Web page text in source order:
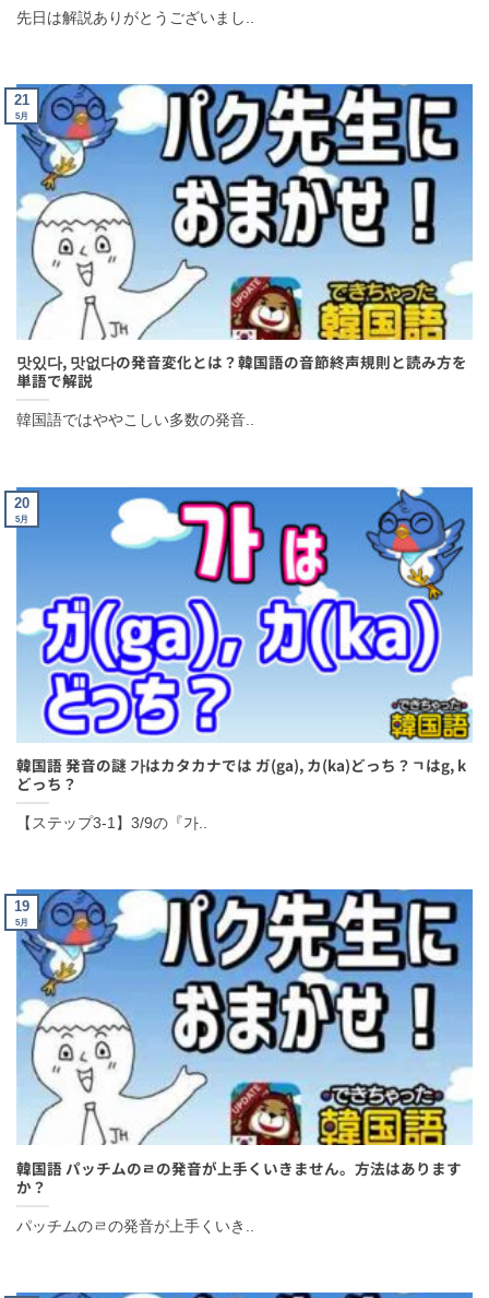
맛있다, 맛없다の発音変化とは？韓国語の音節終声規則と読み方
を単語で解説
韓国語ではややこしい多数の発音..
5月
韓国語 発音の謎 가はカタカナでは ガ(ga), カ(ka)どっち？ㄱはg,
kどっち？
【ステップ3-1】3/9の『가..
韓国語 パッチムのㄹの発音が上手くいきません。方法はありま
すか？
パッチムのㄹの発音が上手くいき..